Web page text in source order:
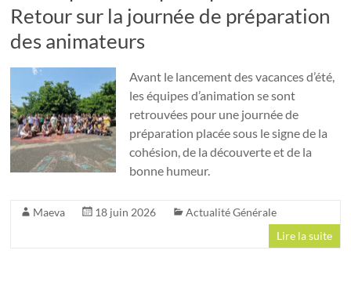
Retour sur la journée de préparation
des animateurs
Avant le lancement des vacances d’été,
les équipes d’animation se sont
retrouvées pour une journée de
préparation placée sous le signe de la
cohésion, de la découverte et de la
bonne humeur.
Maeva 18 juin 2026
Actualité Générale
Lire la suite